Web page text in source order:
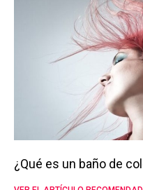
¿Qué es un baño de